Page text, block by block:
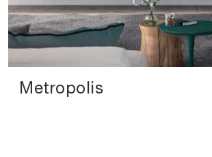
Metropolis